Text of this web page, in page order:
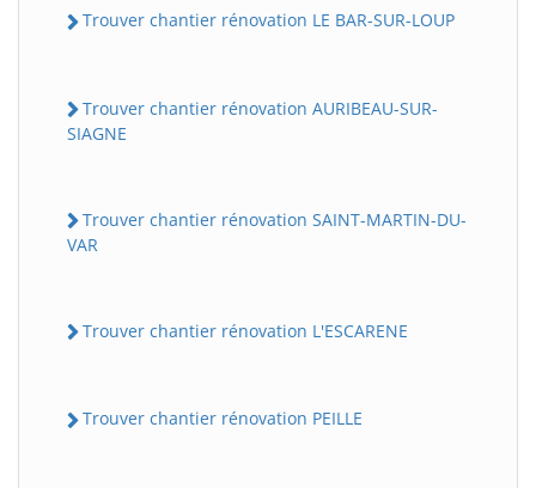
Trouver chantier rénovation LE BAR-SUR-LOUP
Trouver chantier rénovation AURIBEAU-SUR-
SIAGNE
Trouver chantier rénovation SAINT-MARTIN-DU-
VAR
Trouver chantier rénovation L'ESCARENE
Trouver chantier rénovation PEILLE